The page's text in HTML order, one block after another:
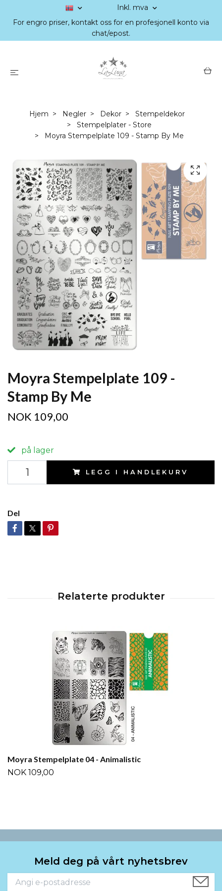
Inkl. mva
For engro priser, kontakt oss for en profesjonell konto via
chat/epost.
Hjem Negler Dekor
Stempeldekor
Stempelplater - Store
Moyra Stempelplate 109 - Stamp By Me
Moyra Stempelplate 109 -
Stamp By Me
NOK 109,00
på lager
LEGG I HANDLEKURV
Del
Moyra Stempelplate 04 - Animalistic
NOK 109,00
Meld deg på vårt nyhetsbrev